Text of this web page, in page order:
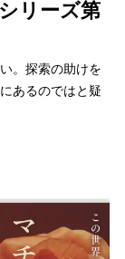
リーズ第
。探索の助けを
あるのではと疑